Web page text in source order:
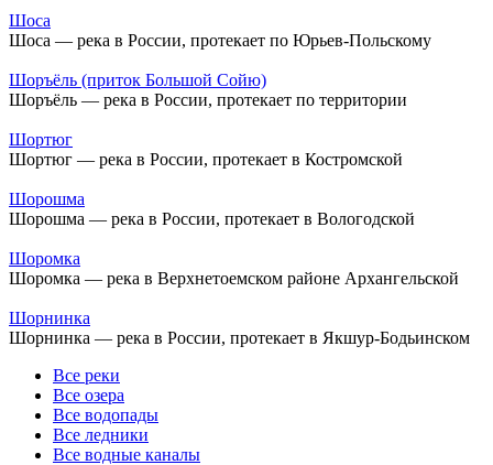
Шоса
Шоса — река в России, протекает по Юрьев-Польскому
Шоръёль (приток Большой Сойю)
Шоръёль — река в России, протекает по территории
Шортюг
Шортюг — река в России, протекает в Костромской
Шорошма
Шорошма — река в России, протекает в Вологодской
Шоромка
Шоромка — река в Верхнетоемском районе Архангельской
Шорнинка
Шорнинка — река в России, протекает в Якшур-Бодьинском
Все реки
Все озера
Все водопады
Все ледники
Все водные каналы